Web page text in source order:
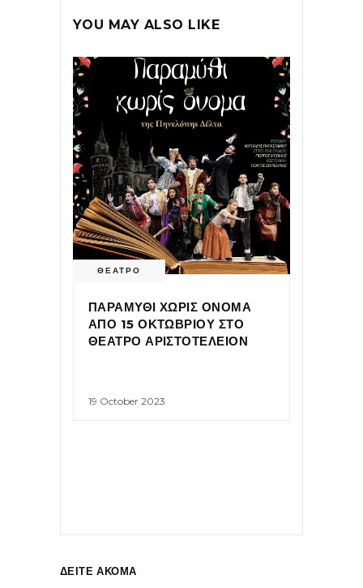
YOU MAY ALSO LIKE
ΘΕΑΤΡΟ
ΠΑΡΑΜΥΘΙ ΧΩΡΙΣ ΟΝΟΜΑ
ΑΠΟ 15 ΟΚΤΩΒΡΙΟΥ ΣΤΟ
ΘΕΑΤΡΟ ΑΡΙΣΤΟΤΕΛΕΙΟΝ
19 October 2023
ΔΕΙΤΕ ΑΚΟΜΑ